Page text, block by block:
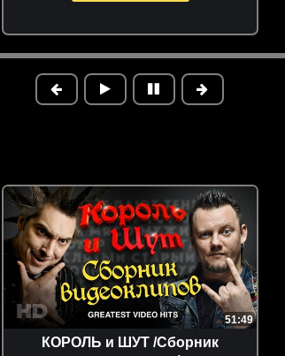
51:49
КОРОЛЬ и ШУТ /Сборник